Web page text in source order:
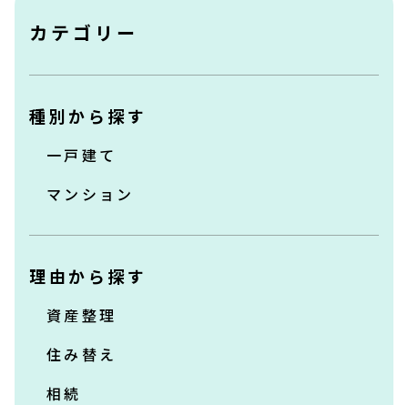
プライバシーポリシー
無料査定はこちら
カテゴリー
種別から探す
一戸建て
マンション
理由から探す
資産整理
住み替え
相続